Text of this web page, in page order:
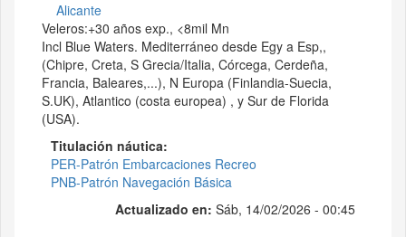
Alicante
Veleros:+30 años exp., <8mil Mn
Incl Blue Waters. Mediterráneo desde Egy a Esp,,
(Chipre, Creta, S Grecia/Italia, Córcega, Cerdeña,
Francia, Baleares,...), N Europa (Finlandia-Suecia,
S.UK), Atlantico (costa europea) , y Sur de Florida
(USA).
Titulación náutica
PER-Patrón Embarcaciones Recreo
PNB-Patrón Navegación Básica
Actualizado en: Sáb, 14/02/2026 - 00:45